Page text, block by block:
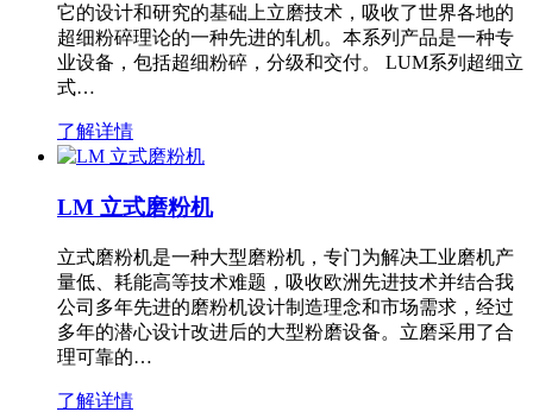
它的设计和研究的基础上立磨技术，吸收了世界各地的
超细粉碎理论的一种先进的轧机。本系列产品是一种专
业设备，包括超细粉碎，分级和交付。 LUM系列超细立
式…
了解详情
LM 立式磨粉机
立式磨粉机是一种大型磨粉机，专门为解决工业磨机产
量低、耗能高等技术难题，吸收欧洲先进技术并结合我
公司多年先进的磨粉机设计制造理念和市场需求，经过
多年的潜心设计改进后的大型粉磨设备。立磨采用了合
理可靠的…
了解详情